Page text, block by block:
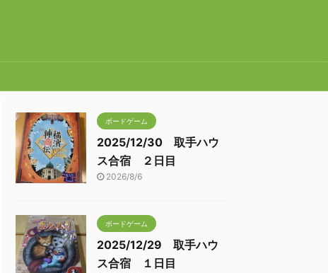
ボードゲーム
2025/12/30 取手ハウ
ス合宿 ２日目
2026/8/6
ボードゲーム
2025/12/29 取手ハウ
ス合宿 １日目